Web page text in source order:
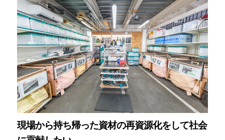
現場から持ち帰った資材の再資源化をして社会